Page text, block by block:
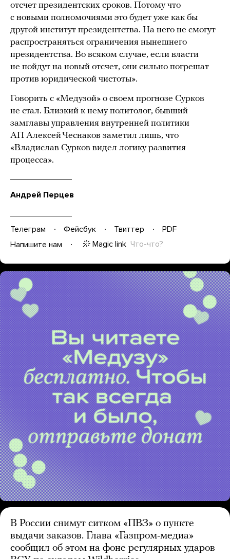
отсчет президентских сроков. Потому что
с новыми полномочиями это будет уже как бы
другой институт президентства. На него не смогут
распространяться ограничения нынешнего
президентства. Во всяком случае, если власти
не пойдут на новый отсчет, они сильно погрешат
против юридической чистоты».
Говорить с «Медузой» о своем прогнозе Сурков
не стал. Близкий к нему политолог, бывший
замглавы управления внутренней политики
АП Алексей Чеснаков заметил лишь, что
«Владислав Сурков видел логику развития
процесса».
Андрей Перцев
Телеграм Фейсбук Твиттер
PDF
Напишите нам
Magic link Что-что?
В России снимут ситком «ПВЗ» о пункте
выдачи заказов. Глава «Газпром-медиа»
сообщил об этом на фоне регулярных ударов